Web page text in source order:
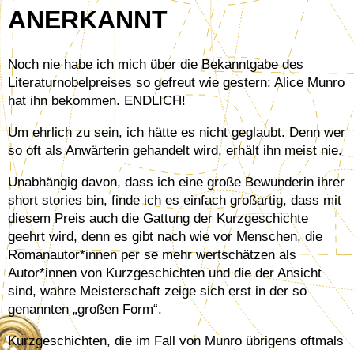
ANERKANNT
Noch nie habe ich mich über die Bekanntgabe des
Literaturnobelpreises so gefreut wie gestern: Alice Munro
hat ihn bekommen. ENDLICH!
Um ehrlich zu sein, ich hätte es nicht geglaubt. Denn wer
so oft als Anwärterin gehandelt wird, erhält ihn meist nie.
Unabhängig davon, dass ich eine große Bewunderin ihrer
short stories bin, finde ich es einfach großartig, dass mit
diesem Preis auch die Gattung der Kurzgeschichte
geehrt wird, denn es gibt nach wie vor Menschen, die
Romanautor*innen per se mehr wertschätzen als
Autor*innen von Kurzgeschichten und die der Ansicht
sind, wahre Meisterschaft zeige sich erst in der so
genannten „großen Form“.
Kurzgeschichten, die im Fall von Munro übrigens oftmals